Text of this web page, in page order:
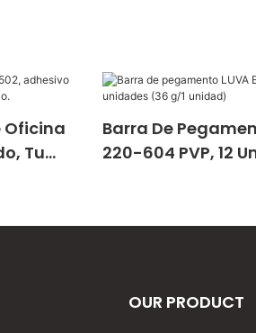
Oficina
Tu
Barra De
220-604 PVP, 12
OUR PRODUCT